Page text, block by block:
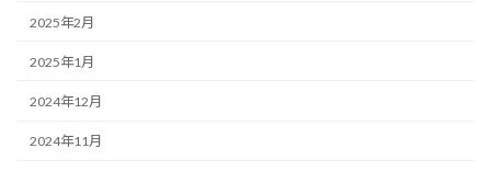
2025年2月
2025年1月
2024年12月
2024年11月